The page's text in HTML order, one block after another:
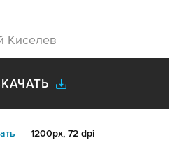
Киселев
1200px, 72 dpi